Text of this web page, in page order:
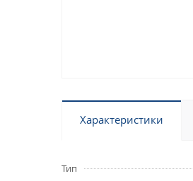
Характеристики
Тип